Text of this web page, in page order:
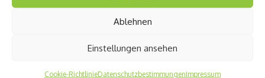
Ablehnen
Einstellungen ansehen
Cookie-RichtlinieDatenschutzbestimmungenImpressum
Trailrunning-Events im Indischen
Handballspiel der Welt austrage